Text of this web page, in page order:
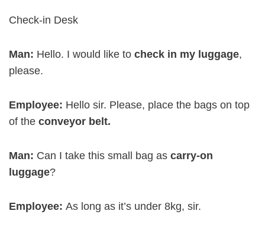
Check-in Desk
Man: Hello. I would like to check in my luggage,
please.
Employee: Hello sir. Please, place the bags on top
of the conveyor belt.
Man: Can I take this small bag as carry-on
luggage?
Employee: As long as it’s under 8kg, sir.